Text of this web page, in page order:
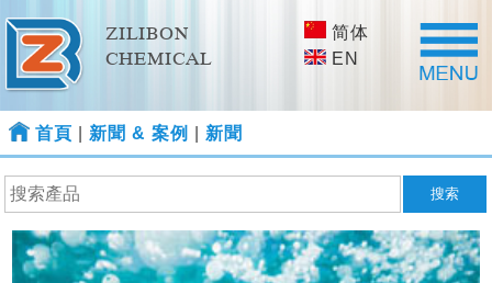
ZILIBON
CHEMICAL
简体
EN
首頁 新聞 & 案例 新聞